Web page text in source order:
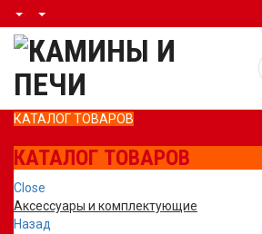
КАТАЛОГ ТОВАРОВ
КАТАЛОГ ТОВАРОВ
Close
Аксессуары и комплектующие
Назад